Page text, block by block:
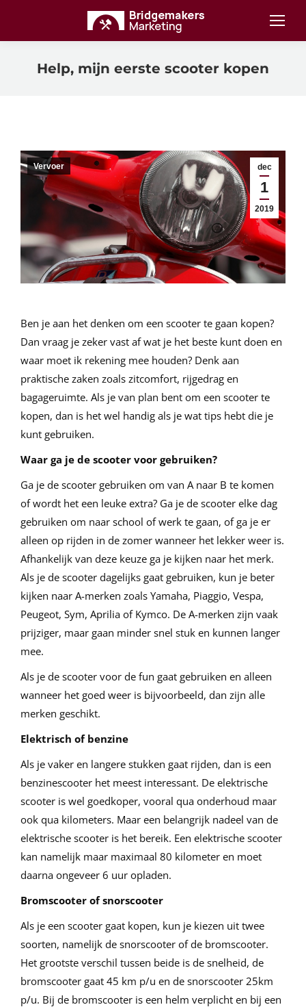
Help, mijn eerste scooter kopen
dec
1
2019
Vervoer
Ben je aan het denken om een scooter te gaan kopen?
Dan vraag je zeker vast af wat je het beste kunt doen en
waar moet ik rekening mee houden? Denk aan
praktische zaken zoals zitcomfort, rijgedrag en
bagageruimte. Als je van plan bent om een scooter te
kopen, dan is het wel handig als je wat tips hebt die je
kunt gebruiken.
Waar ga je de scooter voor gebruiken?
Ga je de scooter gebruiken om van A naar B te komen
of wordt het een leuke extra? Ga je de scooter elke dag
gebruiken om naar school of werk te gaan, of ga je er
alleen op rijden in de zomer wanneer het lekker weer is.
Afhankelijk van deze keuze ga je kijken naar het merk.
Als je de scooter dagelijks gaat gebruiken, kun je beter
kijken naar A-merken zoals Yamaha, Piaggio, Vespa,
Peugeot, Sym, Aprilia of Kymco. De A-merken zijn vaak
prijziger, maar gaan minder snel stuk en kunnen langer
mee.
Als je de scooter voor de fun gaat gebruiken en alleen
wanneer het goed weer is bijvoorbeeld, dan zijn alle
merken geschikt.
Elektrisch of benzine
Als je vaker en langere stukken gaat rijden, dan is een
benzinescooter het meest interessant. De elektrische
scooter is wel goedkoper, vooral qua onderhoud maar
ook qua kilometers. Maar een belangrijk nadeel van de
elektrische scooter is het bereik. Een elektrische scooter
kan namelijk maar maximaal 80 kilometer en moet
daarna ongeveer 6 uur opladen.
Bromscooter of snorscooter
Als je een scooter gaat kopen, kun je kiezen uit twee
soorten, namelijk de snorscooter of de bromscooter.
Het grootste verschil tussen beide is de snelheid, de
bromscooter gaat 45 km p/u en de snorscooter 25km
p/u. Bij de bromscooter is een helm verplicht en bij een